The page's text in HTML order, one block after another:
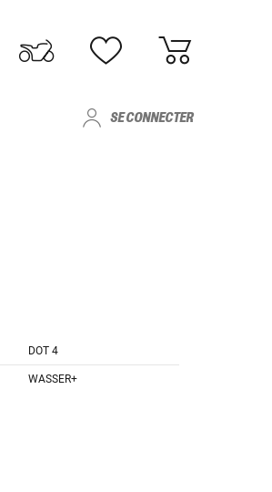
SE CONNECTER
DOT 4
WASSER+